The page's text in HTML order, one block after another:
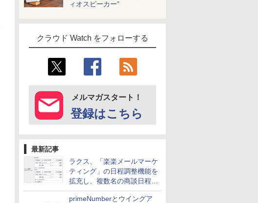
ィオスピーカー”
クラウド Watch をフォローする
メルマガスタート！
登録はこちら
最新記事
ラクス、「楽楽メールマーケ
ティング」の日程調整機能を
拡充し、複数名の商談日程調
整を効率化
primeNumberとウイングア